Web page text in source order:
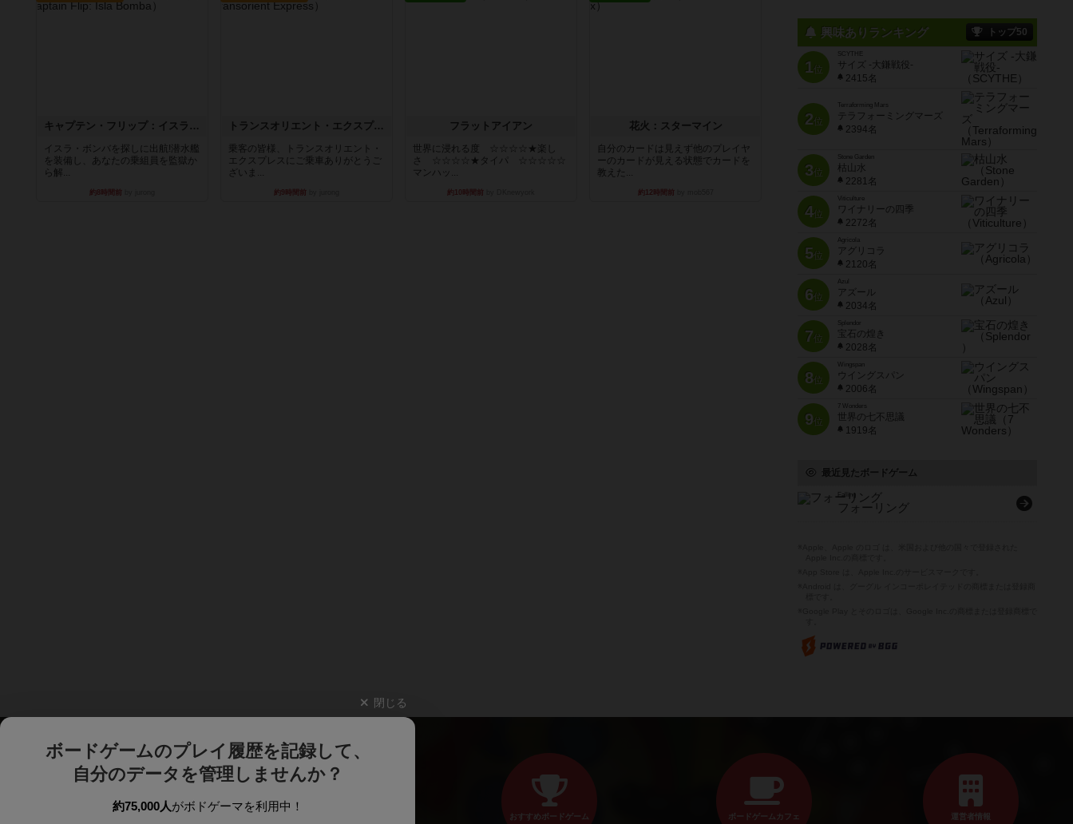
キャプテン・フリップ：イスラ・ボンバ
イスラ・ボンバを探しに出航!潜水艦
を装備し、あなたの乗組員を監獄か
ら解...
約8時間前
トランスオリエント・エクスプレス
乗客の皆様、トランスオリエント・
エクスプレスにご乗車ありがとうご
ざいま...
約9時間前
フラットアイアン
世界に浸れる度 ☆☆☆☆★楽し
さ ☆☆☆☆★タイパ ☆☆☆☆☆
マンハッ...
約10時間前
花火：スターマイン
自分のカードは見えず他のプレイヤ
ーのカードが見える状態でカードを
教えた...
約12時間前
興味ありランキング トップ50
1位
SCYTHE
サイズ -大鎌戦役-
2415名
2位
Terraforming Mars
テラフォーミングマーズ
2394名
3位
Stone Garden
枯山水
2281名
4位
Viticulture
ワイナリーの四季
2272名
5位
Agricola
アグリコラ
2120名
6位
Azul
アズール
2034名
7位
宝石の煌き
2028名
8位
Wingspan
ウイングスパン
2006名
9位
7 Wonders
世界の七不思議
1919名
最近見たボードゲーム
Falling
フォーリング
閉じる
ボードゲームのプレイ履歴を記録して、
自分のデータを管理しませんか？
約75,000人がボドゲーマを利用中！
おすすめボードゲーム ボードゲームカフェ 運営者情報